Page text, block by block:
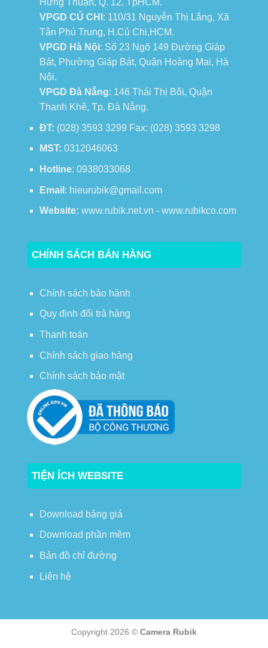
Hưng Thuận, Q. 12, TpHCM.
VPGD CỦ CHI : 110/31 Nguyễn Thị Lắng, Xã
Tân Phú Trung, H.Củ Chi,HCM.
VPGD Hà Nội: Số 23 Ngõ 149 Đường Giáp
Bát, Phường Giáp Bát, Quận Hoàng Mai, Hà
Nội.
VPGD Đà Nẵng: 146 Thái Thị Bôi, Quận
Thanh Khê, Tp. Đà Nẵng.
ĐT: (028) 3593 3299 Fax: (028) 3593 3298
MST: 0312046063
Hotline: 0938033068
Email : hieurubik@gmail.com
Website: www.rubik.net.vn - www.rubikco.com
CHÍNH SÁCH BÁN HÀNG
Chính sách bảo hành
Quy định đổi trả hàng
Thanh toán
Chính sách giao hàng
Chính sách bảo mật
TIỆN ÍCH WEBSITE
Download bảng giá
Download phần mềm
Bản đồ chỉ đường
Liên hệ
Copyright 2026 © Camera Rubik